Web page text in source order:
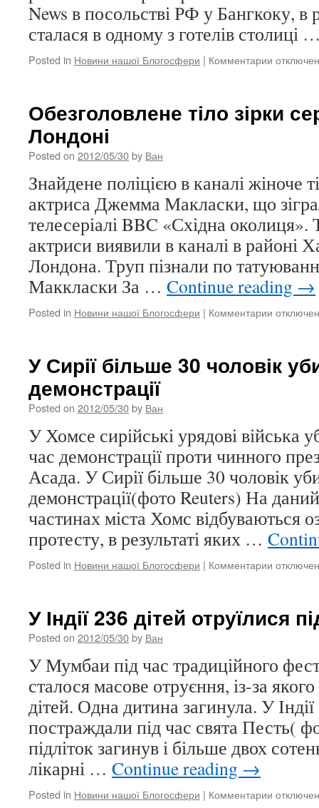
News в посольстві РФ у Бангкоку, в
сталася в одному з готелів столиці
Posted in Новини нашої Блогосфери | Комментарии к
в
Обезголовлене тіло зірки
Лондоні
Posted on 2012/05/30by Ван
Знайдене поліцією в каналі жіноче
актриса Джемма Макласки, що
телесеріалі BBC «Східна околиця».
актриси виявили в каналі в районі
Лондона. Труп пізнали по
Маккласки За … Continue reading →
Posted in Новини нашої Блогосфери | Комментарии к
зірки
У Сирії більше 30 чоловік
демонстрації
Posted on 2012/05/30by Ван
У Хомсе сирійські урядові війська
час демонстрації проти чинного
Асада. У Сирії більше 30 чоловік
демонстрації(фото Reuters) На
частинах міста Хомс відбуваються
протесту, в результаті яких …
Posted in Новини нашої Блогосфери | Комментарии к
більше
убиті
У Індії 236 дітей отруїлися
Posted on 2012/05/30by Ван
У Мумбаи під час традиційного
сталося масове отруєння, із-за якого
дітей. Одна дитина загинула. У Індії
постраждали під час свята Песть(
підліток загинув і більше двох
лікарні … Continue reading →
Posted in Новини нашої Блогосфери | Комментарии к